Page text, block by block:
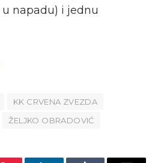
napadu) i jednu
KK CRVENA ZVEZDA
ŽELJKO OBRADOVIĆ